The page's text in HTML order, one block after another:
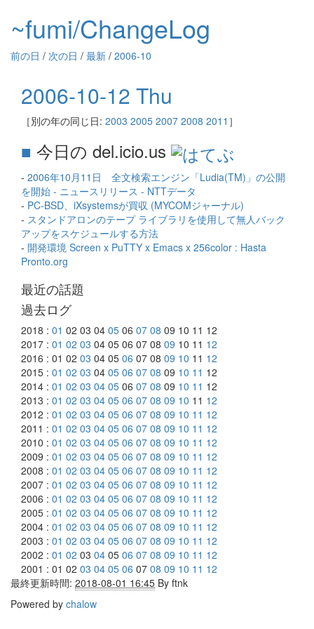
~fumi/ChangeLog
前の日 / 次の日 / 最新 / 2006-10
2006-10-12 Thu
［別の年の同じ日: 2003 2005 2007 2008 2011 ］
■ 今日の del.icio.us
- 2006年10月11日 全文検索エンジン「Ludia(TM)」の公開
を開始 - ニュースリリース - NTTデータ
- PC-BSD、iXsystemsが買収 (MYCOMジャーナル)
- スタンドアロンのテープ ライブラリを使用して無人バック
アップをスケジュールする方法
- 開発環境 Screen x PuTTY x Emacs x 256color : Hasta
Pronto.org
最近の話題
過去ログ
2018 : 01 02 03 04 05 06 07 08 09 10 11 12
2017 : 01 02 03 04 05 06 07 08 09 10 11 12
2016 : 01 02 03 04 05 06 07 08 09 10 11 12
2015 : 01 02 03 04 05 06 07 08 09 10 11 12
2014 : 01 02 03 04 05 06 07 08 09 10 11 12
2013 : 01 02 03 04 05 06 07 08 09 10 11 12
2012 : 01 02 03 04 05 06 07 08 09 10 11 12
2011 : 01 02 03 04 05 06 07 08 09 10 11 12
2010 : 01 02 03 04 05 06 07 08 09 10 11 12
2009 : 01 02 03 04 05 06 07 08 09 10 11 12
2008 : 01 02 03 04 05 06 07 08 09 10 11 12
2007 : 01 02 03 04 05 06 07 08 09 10 11 12
2006 : 01 02 03 04 05 06 07 08 09 10 11 12
2005 : 01 02 03 04 05 06 07 08 09 10 11 12
2004 : 01 02 03 04 05 06 07 08 09 10 11 12
2003 : 01 02 03 04 05 06 07 08 09 10 11 12
2002 : 01 02 03 04 05 06 07 08 09 10 11 12
2001 : 01 02 03 04 05 06 07 08 09 10 11 12
最終更新時間: 2018-08-01 16:45 By ftnk
Powered by chalow